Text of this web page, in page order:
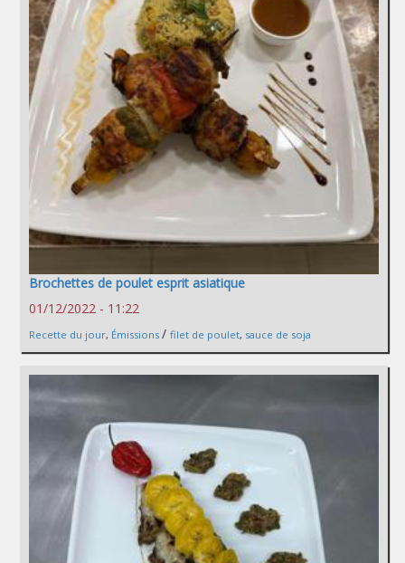
Brochettes de poulet esprit asiatique
01/12/2022 - 11:22
Recette du jour, Émissions / filet de poulet, sauce de soja